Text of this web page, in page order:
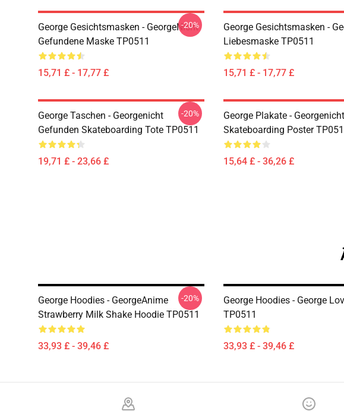
George Gesichtsmasken - GeorgeNicht
Gefundene Maske TP0511
15,71 £ - 17,77 £
-20%
George Gesichtsmasken -
Liebesmaske TP0511
15,71 £ - 17,77 £
George Taschen - Georgenicht
Gefunden Skateboarding Tote TP0511
19,71 £ - 23,66 £
-20%
George Plakate -
Skateboarding Poster
15,64 £ - 36,26 £
George Hoodies - GeorgeAnime
Strawberry Milk Shake Hoodie TP0511
33,93 £ - 39,46 £
-20%
George Hoodies - George
TP0511
33,93 £ - 39,46 £